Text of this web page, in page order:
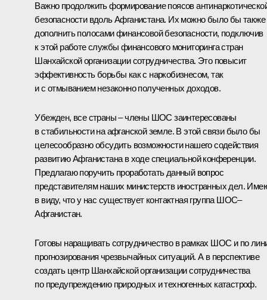
Важно продолжить формирование поясов
безопасности вдоль Афганистана. Их можно было бы также
дополнить полосами финансовой безопасности, подключив
к этой работе службы финансового мониторинга стран
Шанхайской организации сотрудничества. Это повысит
эффективность борьбы как с наркобизнесом, так
и с отмыванием незаконно полученных доходов.
Убежден, все страны – члены ШОС заинтересованы
в стабильности на афганской земле. В этой связи было бы
целесообразно обсудить возможности нашего содействия
развитию Афганистана в ходе специальной конференции.
Предлагаю поручить проработать данный вопрос
представителям наших министерств иностранных дел.
в виду, что у нас существует контактная группа ШОС–
Афганистан.
Готовы наращивать сотрудничество в рамках ШОС и по
прогнозирования чрезвычайных ситуаций. А в перспективе
создать центр Шанхайской организации сотрудничества
по предупреждению природных и техногенных катастроф.